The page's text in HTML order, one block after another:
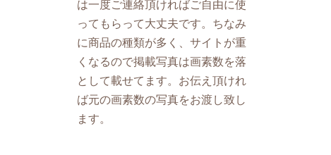
は一度ご連絡頂ければご自由に使
ってもらって大丈夫です。ちなみ
に商品の種類が多く、サイトが重
くなるので掲載写真は画素数を落
として載せてます。お伝え頂けれ
ば元の画素数の写真をお渡し致し
ます。